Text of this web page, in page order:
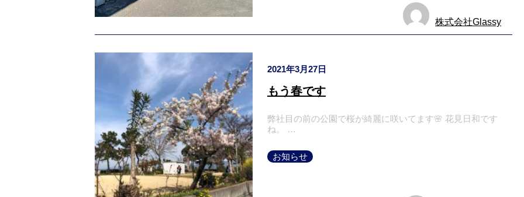
株式会社Glassy
2021年3月27日
もう春です
弊社目の前の公園で桜が綺麗に咲いてます🌸 花見日和です
ね。 …
お知らせ